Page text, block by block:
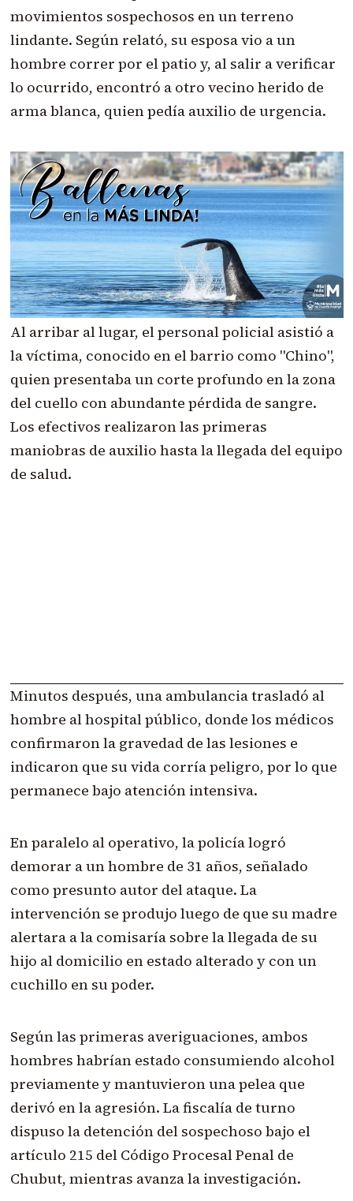
movimientos sospechosos en un terreno
lindante. Según relató, su esposa vio a un
hombre correr por el patio y, al salir a verificar
lo ocurrido, encontró a otro vecino herido de
arma blanca, quien pedía auxilio de urgencia.
Al arribar al lugar, el personal policial asistió a
la víctima, conocido en el barrio como "Chino",
quien presentaba un corte profundo en la zona
del cuello con abundante pérdida de sangre.
Los efectivos realizaron las primeras
maniobras de auxilio hasta la llegada del equipo
de salud.
Minutos después, una ambulancia trasladó al
hombre al hospital público, donde los médicos
confirmaron la gravedad de las lesiones e
indicaron que su vida corría peligro, por lo que
permanece bajo atención intensiva.
En paralelo al operativo, la policía logró
demorar a un hombre de 31 años, señalado
como presunto autor del ataque. La
intervención se produjo luego de que su madre
alertara a la comisaría sobre la llegada de su
hijo al domicilio en estado alterado y con un
cuchillo en su poder.
Según las primeras averiguaciones, ambos
hombres habrían estado consumiendo alcohol
previamente y mantuvieron una pelea que
derivó en la agresión. La fiscalía de turno
dispuso la detención del sospechoso bajo el
artículo 215 del Código Procesal Penal de
Chubut, mientras avanza la investigación.